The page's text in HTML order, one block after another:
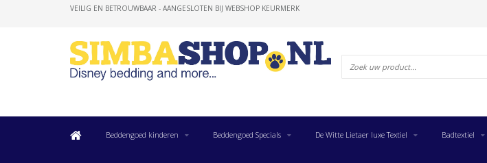
VEILIG EN BETROUWBAAR - AANGESLOTEN BIJ WEBSHOP KEURMERK
Beddengoed kinderen Beddengoed Specials De Witte Lietaer luxe Textiel Badtextiel